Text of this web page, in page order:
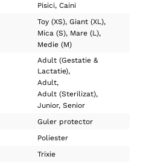
Pisici Caini
Toy (XS) Giant (XL)
Mica (S) Mare (L)
Medie (M)
Adult (Gestatie &
Lactatie)
Adult
Adult (Sterilizat)
Junior Senior
Guler protector
Poliester
Trixie